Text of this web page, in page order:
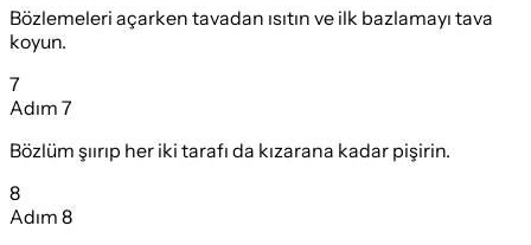
Bözlemeleri açarken tavadan ısıtın ve ilk bazlamayı tava
koyun.
7
Adım 7
Bözlüm şıırıp her iki tarafı da kızarana kadar pişirin.
8
Adım 8